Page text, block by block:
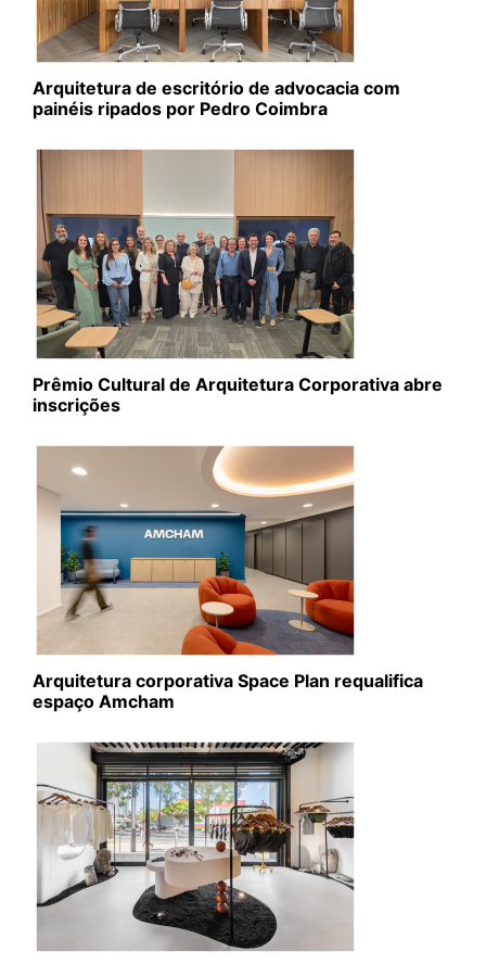
Arquitetura de escritório de advocacia com
painéis ripados por Pedro Coimbra
Prêmio Cultural de Arquitetura Corporativa abre
inscrições
Arquitetura corporativa Space Plan requalifica
espaço Amcham